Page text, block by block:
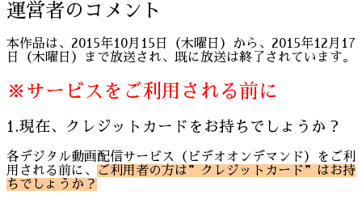
運営者のコメント
本作品は、2015年10月15日（木曜日）から、2015年12月17
日（木曜日）まで放送され、既に放送は終了されています。
※サービスをご利用される前に
1.現在、クレジットカードをお持ちでしょうか？
各デジタル動画配信サービス（ビデオオンデマンド）をご利
用される前に、
ご利用者の方は”クレジットカード”はお持
ちでしょうか？